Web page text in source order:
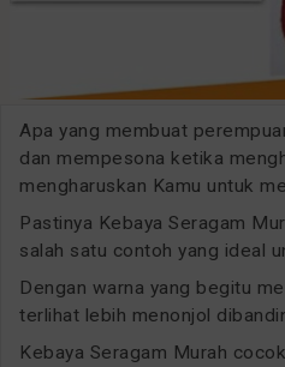
Apa yang membuat
dan mempesona ketika
mengharuskan Kamu untuk
Pastinya Kebaya Seragam
salah satu contoh yang ideal
Dengan warna yang begitu
terlihat lebih menonjol
Kebaya Seragam Murah